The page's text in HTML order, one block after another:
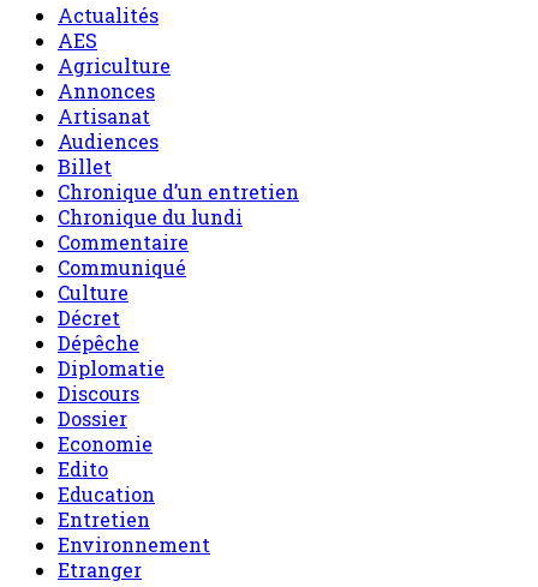
Actualités
AES
Agriculture
Annonces
Artisanat
Audiences
Billet
Chronique d’un entretien
Chronique du lundi
Commentaire
Communiqué
Culture
Décret
Dépêche
Diplomatie
Discours
Dossier
Economie
Edito
Education
Entretien
Environnement
Etranger